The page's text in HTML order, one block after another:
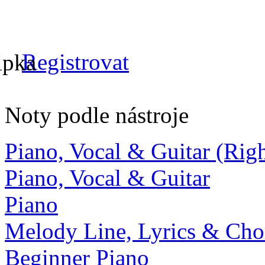
Registrovat
Noty podle nástroje
Piano, Vocal & Guitar
Piano, Vocal & Guitar
Piano
Melody Line, Lyrics &
Beginner Piano